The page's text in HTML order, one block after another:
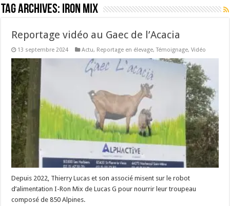
Tag Archives: Iron Mix
Reportage vidéo au Gaec de l’Acacia
13 septembre 2024 Actu, Reportage en élevage,Témoignage,Vidéo
Depuis 2022, Thierry Lucas et son associé misent sur le robot
d’alimentation I-Ron Mix de Lucas G pour nourrir leur troupeau
composé de 850 Alpines.